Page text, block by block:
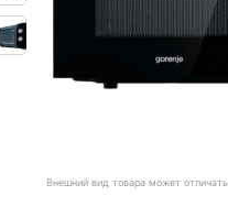
Внешний вид товара может